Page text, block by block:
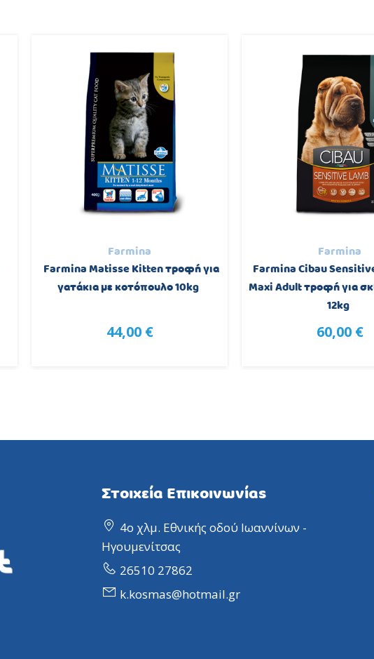
Farmina
Farmina Matisse Kitten τροφή για
γατάκια με κοτόπουλο 10kg
44,00 €
Farmina
Farmina Cibau
Maxi Adult τροφή για
12kg
60,00 €
Στοιχεία Επικοινωνίας
4ο χλμ. Εθνικής οδού Ιωαννίνων -
Ηγουμενίτσας
26510 27862
k.kosmas@hotmail.gr